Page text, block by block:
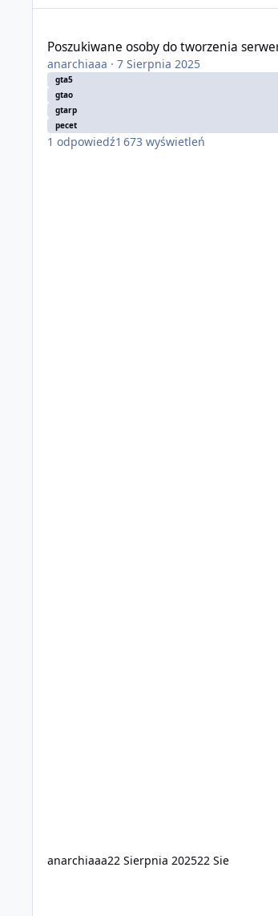
Poszukiwane osoby do tworzenia
anarchiaaa ·7 Sierpnia 2025
gta5
gtao
gtarp
pecet
1 odpowiedź1 673 wyświetleń
anarchiaaa22 Sierpnia 202522 Sie